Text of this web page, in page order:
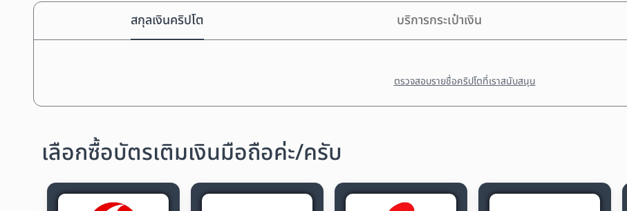
สกุลเงินคริปโต บริการกระเป๋าเงิน
ตรวจสอบรายชื่อคริปโตที่เราสนับสนุน
เลือกซื้อบัตรเติมเงินมือถือค่ะ/ครับ